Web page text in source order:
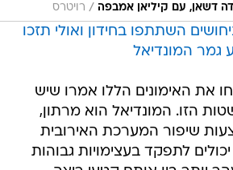
דשאן, עם קיליאן אמבפה / רויטרס
השתתפו בחידון ואולי תזכו
גמר המונדיאל
את האימונים הללו אמרו שיש
הזו. המונדיאל הוא מרתון,
שיפור המערכת האירובית
לתפקד בעצימויות גבוהות